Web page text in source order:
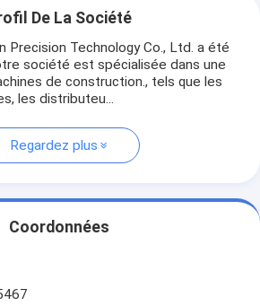
De La Société
Precision Technology Co., Ltd. a été
société est spécialisée dans une
de construction., tels que les
les distributeu...
Regardez plus
Coordonnées